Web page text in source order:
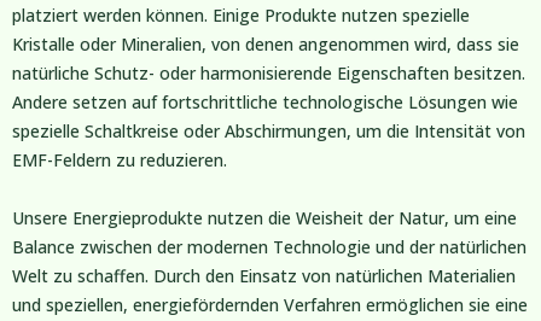
platziert werden können. Einige Produkte nutzen spezielle
Kristalle oder Mineralien, von denen angenommen wird, dass sie
natürliche Schutz- oder harmonisierende Eigenschaften besitzen.
Andere setzen auf fortschrittliche technologische Lösungen wie
spezielle Schaltkreise oder Abschirmungen, um die Intensität von
EMF-Feldern zu reduzieren.
Unsere Energieprodukte nutzen die Weisheit der Natur, um eine
Balance zwischen der modernen Technologie und der natürlichen
Welt zu schaffen. Durch den Einsatz von natürlichen Materialien
und speziellen, energiefördernden Verfahren ermöglichen sie eine